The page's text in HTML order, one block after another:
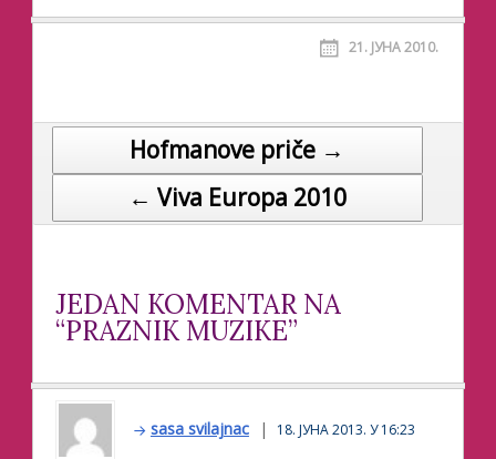
21. ЈУНА 2010.
Post navigation
Hofmanove priče →
← Viva Europa 2010
JEDAN KOMENTAR NA
“PRAZNIK MUZIKE”
sasa svilajnac 18. ЈУНА 2013. У 16:23